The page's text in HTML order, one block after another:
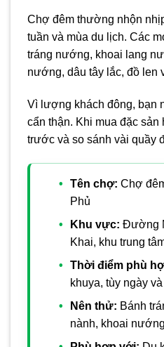
Chợ đêm thường nhộn
tuần và mùa du lịch. Các
tráng nướng, khoai lang
nướng, dâu tây lắc, đồ len
Vì lượng khách đông, bạn
cẩn thận. Khi mua đặc sản
trước và so sánh vài quầy
Tên chợ: Chợ
Phủ
Khu vực: Đường
Khai, khu trung
Thời điểm phù
khuya, tùy ngày
Nên thử: Bánh
nành, khoai